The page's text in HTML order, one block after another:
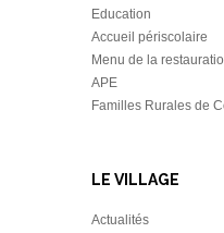
Education
Accueil périscolaire
Menu de la
APE
Familles Rurales de
LE VILLAGE
Actualités